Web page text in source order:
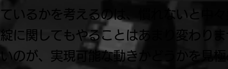
ているかを考えるのは、慣れないと中
に関してもやることはあまり変わり
いのが、実現可能な動きかどうかを見